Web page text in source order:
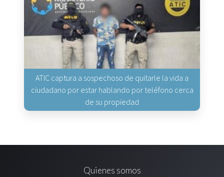
ATIC captura a sospechoso de quitarle la vida a
ciudadano por estar hablando por teléfono cerca
de su propiedad
Quienes somos